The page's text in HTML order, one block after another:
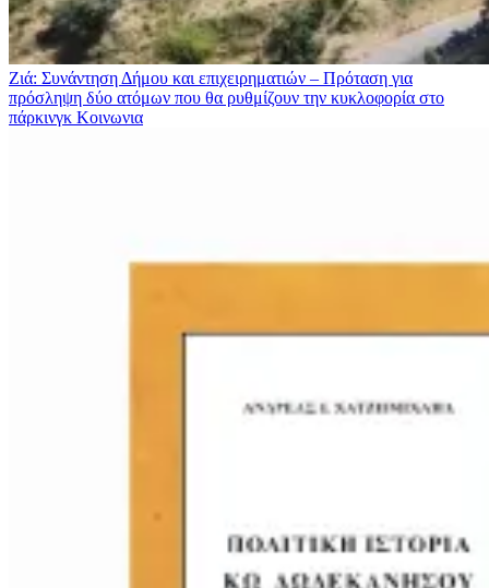
Ζιά: Συνάντηση Δήμου και επιχειρηματιών – Πρόταση για
πρόσληψη δύο ατόμων που θα ρυθμίζουν την κυκλοφορία στο
πάρκινγκ Κοινωνια